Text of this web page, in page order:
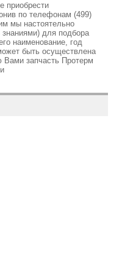
приобрести
по телефонам (499)
мы настоятельно
для подбора
наименование, год
быть осуществлена
запчасть Протерм